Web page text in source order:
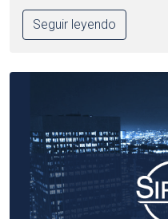
Seguir leyendo